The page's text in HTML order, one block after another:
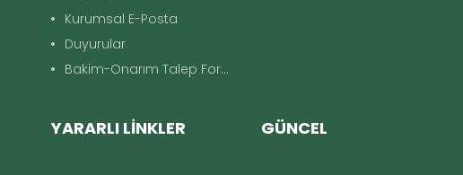
Kurumsal E-Posta
Duyurular
Bakim-Onarım Talep Formu
YARARLI LİNKLER GÜNCEL